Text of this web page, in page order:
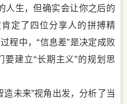
人生，但确实会让你之后的
定了四位分享人的拼搏精
程中，“信息差”是决定成败
建立“长期主义”的规划思
未来”视角出发，分析了当